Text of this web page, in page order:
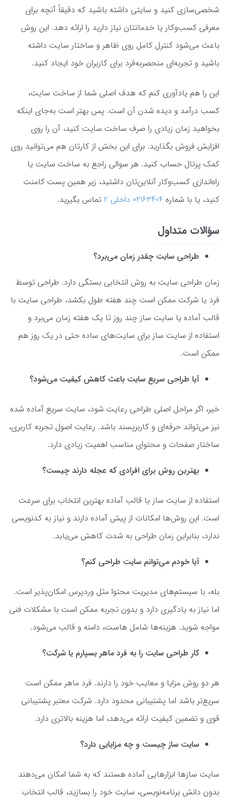
شخصی‌سازی کنید و سایتی داشته باشید که دقیقاً آنچه برای
معرفی کسب‌وکار یا خدماتتان نیاز دارید را ارائه دهد. این روش
باعث می‌شود کنترل کامل روی ظاهر و ساختار سایت داشته
باشید و تجربه‌ای منحصربه‌فرد برای کاربران خود ایجاد کنید.
این را هم یادآوری کنم که هدف اصلی شما از ساخت سایت،
کسب درآمد و دیده شدن آن است. پس بهتر است به‌جای اینکه
بخواهید زمان زیادی را صرف ساخت سایت کنید، آن را روی
افزایش فروش بگذارید. برای این بخش از کارتان هم می‌توانید روی
کمک پرتال حساب کنید. هر سوالی راجع به ساخت سایت یا
راه‌اندازی کسب‌وکار آنلاین‌تان داشتید، زیر همین پست کامنت
کنید، یا با شماره 02163404 داخلی 2 تماس بگیرید.
سؤالات متداول
طراحی سایت چقدر زمان می‌برد؟
زمان طراحی سایت به روش انتخابی بستگی دارد. طراحی توسط
فرد یا شرکت ممکن است چند هفته طول بکشد، طراحی سایت با
قالب آماده یا سایت ساز چند روز تا یک هفته زمان می‌برد و
استفاده از سایت ساز برای سایت‌های ساده حتی در یک روز هم
ممکن است.
آیا طراحی سریع سایت باعث کاهش کیفیت می‌شود؟
خیر، اگر مراحل اصلی طراحی رعایت شود، سایت سریع آماده شده
نیز می‌تواند حرفه‌ای و کاربرپسند باشد. رعایت اصول تجربه کاربری،
ساختار صفحات و محتوای مناسب اهمیت زیادی دارد.
بهترین روش برای افرادی که عجله دارند چیست؟
استفاده از سایت ساز یا قالب آماده بهترین انتخاب برای سرعت
است. این روش‌ها امکانات از پیش آماده دارند و نیاز به کدنویسی
ندارد، بنابراین زمان طراحی به شدت کاهش می‌یابد.
آیا خودم می‌توانم سایت طراحی کنم؟
بله، با سیستم‌های مدیریت محتوا مثل وردپرس امکان‌پذیر است.
اما نیاز به یادگیری دارد و بدون تجربه ممکن است با مشکلات فنی
مواجه شوید. هزینه‌ها شامل هاست، دامنه و قالب می‌شود.
کار طراحی سایت را به فرد ماهر بسپارم یا شرکت؟
هر دو روش مزایا و معایب خود را دارند. فرد ماهر ممکن است
سریع‌تر باشد اما پشتیبانی محدود دارد. شرکت معتبر پشتیبانی
قوی و تضمین کیفیت ارائه می‌دهد، اما هزینه بالاتری دارد.
سایت ساز چیست و چه مزایایی دارد؟
سایت سازها ابزارهایی آماده هستند که به شما امکان می‌دهند
بدون دانش برنامه‌نویسی، سایت خود را بسازید، قالب انتخاب